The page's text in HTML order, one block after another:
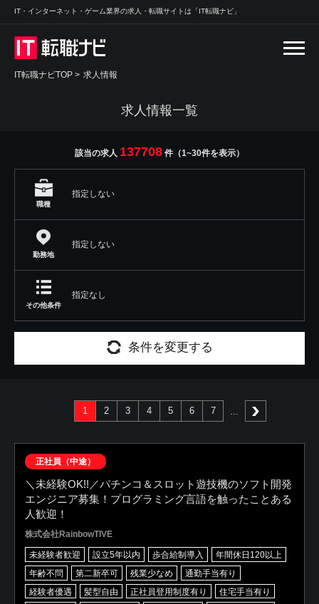
IT・インターネット・ゲーム業界の求人・転職サイトは「IT転職ナビ」
IT転職ナビTOP > 求人情報
求人情報一覧
該当の求人 137708 件（1~30件を表示）
職種
指定しない
勤務地
指定しない
その他条件
指定なし
条件を変更する
1 2 3 4 5 6 7
正社員（中途）
＼未経験OK!!／パチンコ＆スロット遊技機のソフト開発
エンジニア募集！プログラミング言語を触ったことある
人歓迎！
株式会社RainbowTIVE
未経験者歓迎 設立5年以内 歩合給制導入
年間休日120以上
年齢不問
第二新卒可 残業少なめ
通勤手当有り
経験者優遇
髪型自由 正社員登用制度有り
住宅手当有り